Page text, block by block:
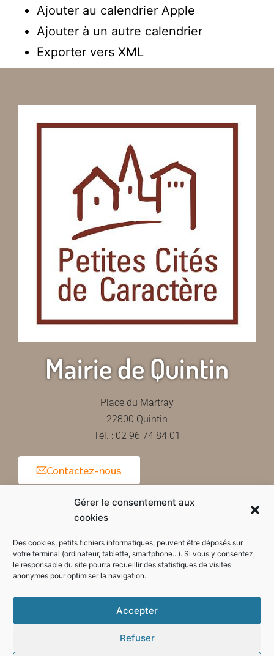
Gérer le consentement aux
cookies
Des cookies, petits fichiers informatiques, peuvent être déposés sur
votre terminal (ordinateur, tablette, smartphone...). Si vous y consentez,
le responsable du site pourra recueillir des statistiques de visites
anonymes pour optimiser la navigation.
Accepter
Refuser
Ajouter au calendrier Apple
Ajouter à un autre calendrier
Exporter vers XML
Mairie de Quintin
Place du Martray
22800 Quintin
Tél. : 02 96 74 84 01
Contactez-nous
Horaires d'ouverture de la mairie